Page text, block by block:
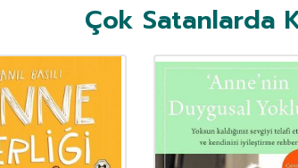
Çok Satanlarda